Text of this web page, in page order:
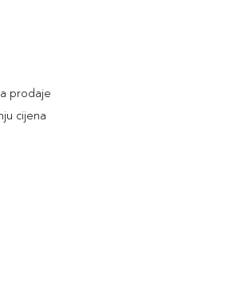
prodaje
cijena